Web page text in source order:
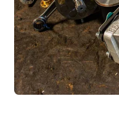
Mehr erfahren
€9,90
Reifen Heidenau
Mehr erfahren
€67,90